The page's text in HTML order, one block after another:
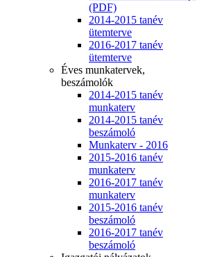
(PDF)
2014-2015 tanév
ütemterve
2016-2017 tanév
ütemterve
Éves munkatervek,
beszámolók
2014-2015 tanév
munkaterv
2014-2015 tanév
beszámoló
Munkaterv - 2016
2015-2016 tanév
munkaterv
2016-2017 tanév
munkaterv
2015-2016 tanév
beszámoló
2016-2017 tanév
beszámoló